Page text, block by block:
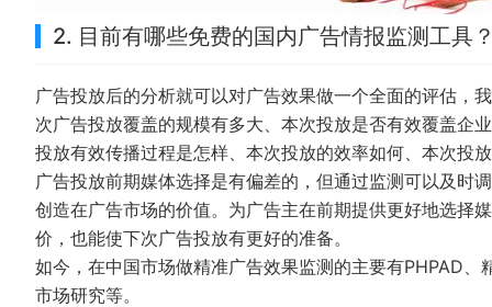
2. 目前有哪些免费的国内广告情报监测工具
广告投放后的分析就可以对广告效果做一个全面的评估，
次广告投放覆盖的规模有多大、本次投放是否有效覆盖企
投放有效传播过程是怎样、本次投放的效率如何、本次投
广告投放前期媒体选择是有偏差的，但通过监测可以及时
创造在广告市场的价值。为广告主在前期提供更好地选择
价，也能使下次广告投放有更好的准备。
如今，在中国市场做精准广告效果监测的主要有PHPAD
市场研究等。